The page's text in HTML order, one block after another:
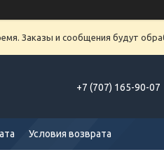
Заказы и сообщения будут
+7 (707) 165-90-07
Условия возврата